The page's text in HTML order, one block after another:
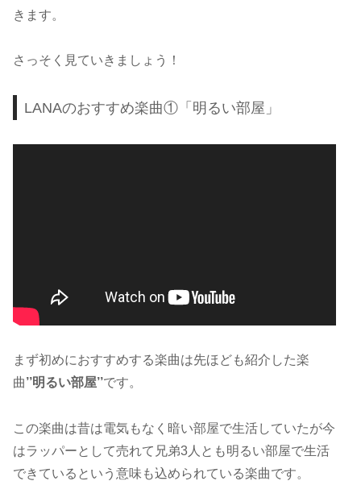
きます。
さっそく見ていきましょう！
LANAのおすすめ楽曲①「明るい部屋」
まず初めにおすすめする楽曲は先ほども紹介した楽
曲’’明るい部屋’’です。
この楽曲は昔は電気もなく暗い部屋で生活していたが今
はラッパーとして売れて兄弟3人とも明るい部屋で生活
できているという意味も込められている楽曲です。